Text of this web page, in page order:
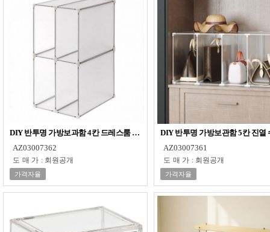
DIY 반투명 가방보과함 4칸 드레스룸 핸드백 선반
AZ03007362
도매가 : 회원공개
가격자율
DIY 반투명 가방보관함 5칸 진열
AZ03007361
도매가 : 회원공개
가격자율